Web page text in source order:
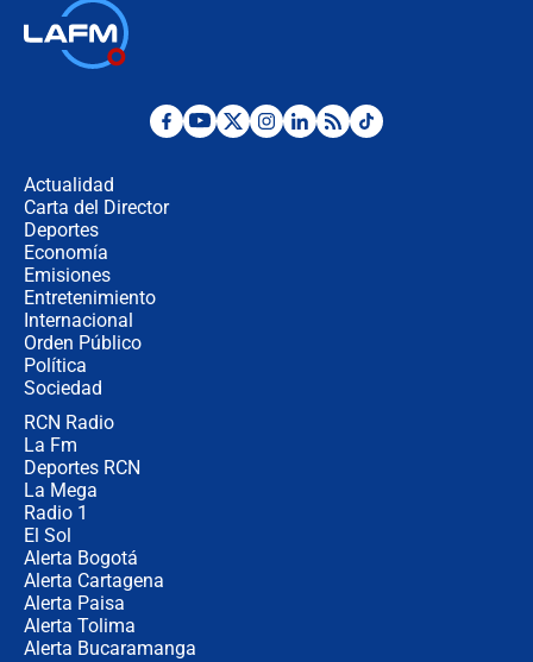
Posesión de Abelardo De La Espriella
Actualidad
Carta del Director
Deportes
Economía
Emisiones
Entretenimiento
Internacional
Orden Público
Política
Sociedad
RCN Radio
La Fm
Deportes RCN
La Mega
Radio 1
El Sol
Alerta Bogotá
Alerta Cartagena
Alerta Paisa
Alerta Tolima
Alerta Bucaramanga